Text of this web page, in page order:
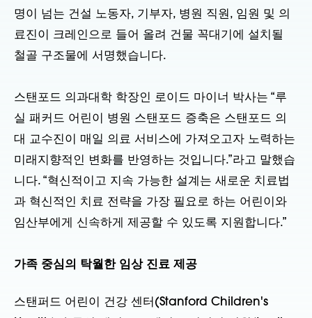
명이 넘는 건설 노동자, 기부자, 병원 직원, 임원 및 의
료진이 크레인으로 들어 올려 건물 꼭대기에 설치될
철골 구조물에 서명했습니다.
스탠포드 의과대학 학장인 로이드 마이너 박사는 “루
실 패커드 어린이 병원 스탠포드 증축은 스탠포드 의
대 교수진이 매일 의료 서비스에 가져오고자 노력하는
미래지향적인 변화를 반영하는 것입니다.”라고 말했습
니다. “혁신적이고 지속 가능한 설계는 새로운 치료법
과 혁신적인 치료 전략을 가장 필요로 하는 어린이와
임산부에게 신속하게 제공할 수 있도록 지원합니다.”
가족 중심의 탁월한 임상 진료 제공
스탠퍼드 어린이 건강 센터(Stanford Children's